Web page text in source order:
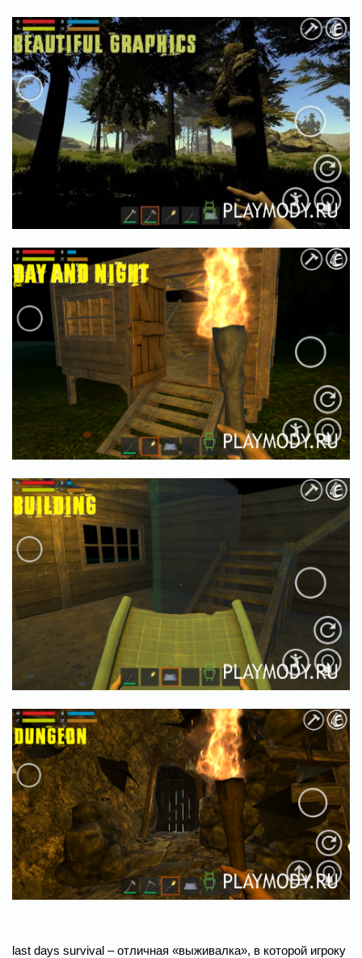
last days survival – отличная «выживалка», в которой игроку